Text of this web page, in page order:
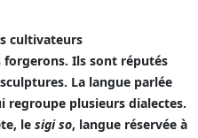
cultivateurs
Ils sont réputés
La langue parlée
regroupe plusieurs dialectes.
le sigi so, langue réservée à